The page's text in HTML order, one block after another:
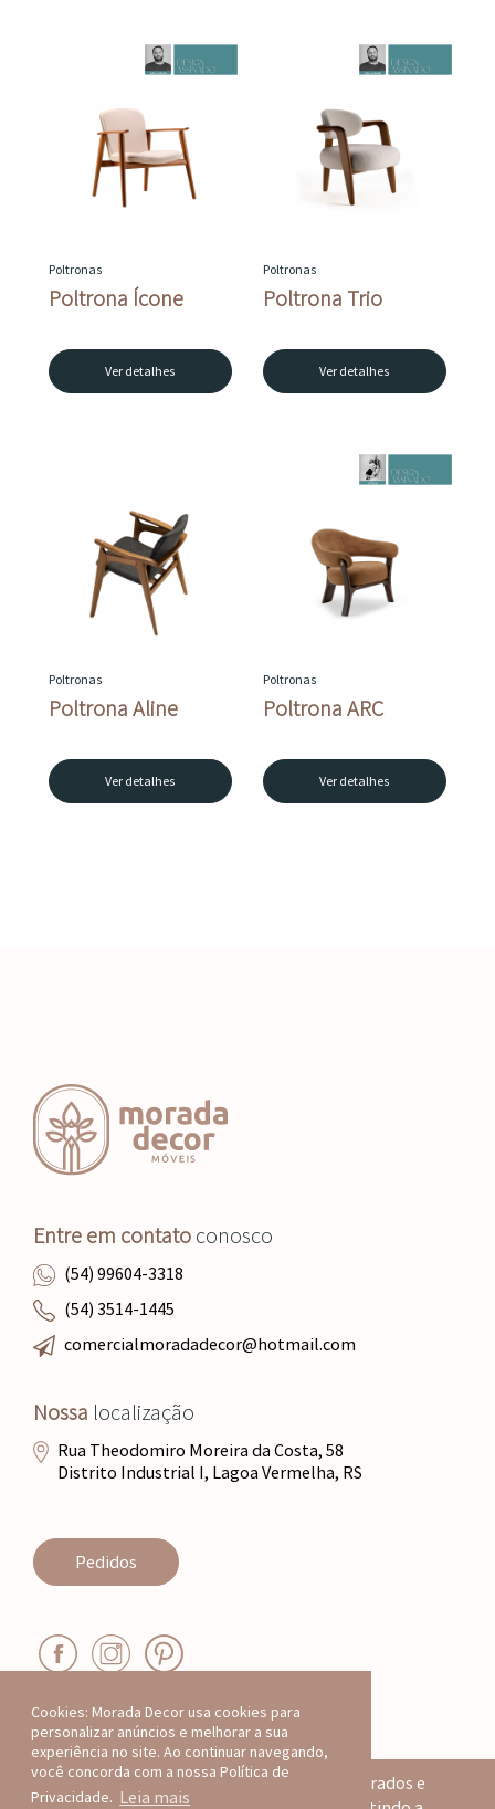
Cookies: Morada Decor usa cookies para
personalizar anúncios e melhorar a sua
experiência no site. Ao continuar navegando,
você concorda com a nossa Política de
Privacidade. Leia mais
Poltronas
Poltrona Ícone
Ver detalhes
Poltronas
Poltrona Trio
Ver detalhes
Poltronas
Poltrona Aline
Ver detalhes
Poltronas
Poltrona ARC
Ver detalhes
Entre em contato conosco
(54) 99604-3318
(54) 3514-1445
comercialmoradadecor@hotmail.com
Nossa localização
Rua Theodomiro Moreira da Costa, 58
Distrito Industrial I, Lagoa Vermelha, RS
Pedidos
Todos os produtos deste site são registrados e